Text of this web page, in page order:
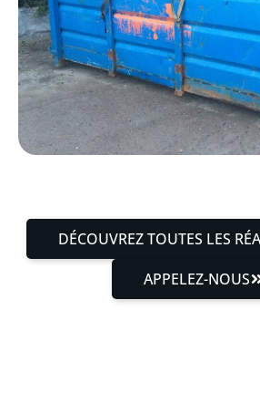
DÉCOUVREZ TOUTES LES
APPELEZ-NOUS